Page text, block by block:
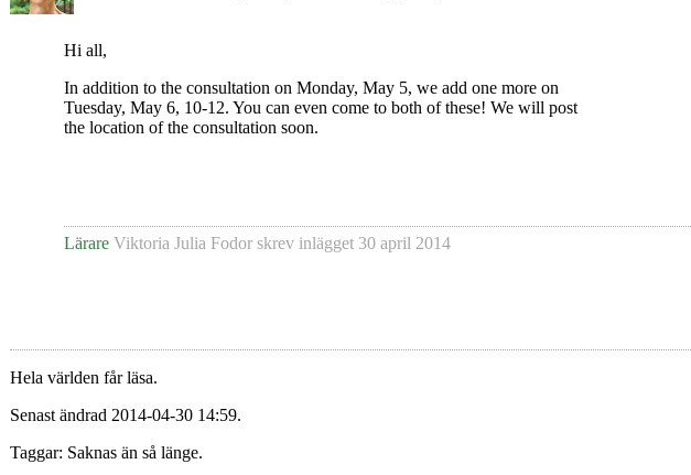
Hi all,
In addition to the consultation on Monday, May 5, we add one more on
Tuesday, May 6, 10-12. You can even come to both of these! We will post
the location of the consultation soon.
Lärare Viktoria Julia Fodor skrev inlägget 30 april 2014
Hela världen får läsa.
Senast ändrad 2014-04-30 14:59.
Taggar: Saknas än så länge.